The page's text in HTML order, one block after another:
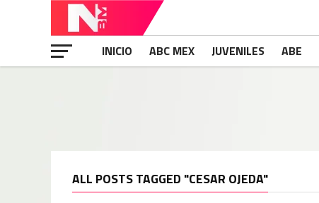
INICIO ABC MEX JUVENILES ABE
ALL POSTS TAGGED "CESAR OJEDA"